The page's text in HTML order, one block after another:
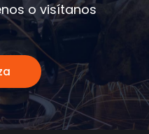
o visítanos